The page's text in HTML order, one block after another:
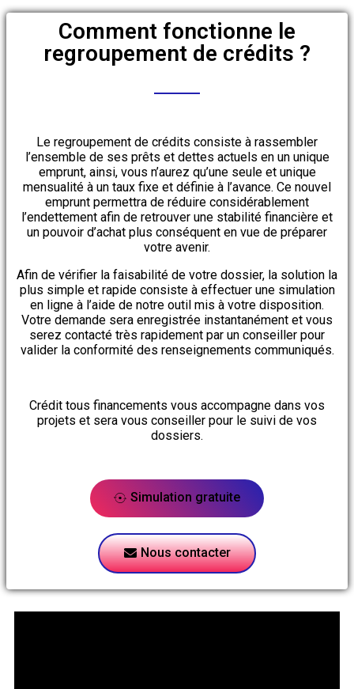
Comment fonctionne le
regroupement de crédits ?
Le regroupement de crédits consiste à rassembler
l’ensemble de ses prêts et dettes actuels en un unique
emprunt, ainsi, vous n’aurez qu’une seule et unique
mensualité à un taux fixe et définie à l’avance. Ce nouvel
emprunt permettra de réduire considérablement
l’endettement afin de retrouver une stabilité financière et
un pouvoir d’achat plus conséquent en vue de préparer
votre avenir.
Afin de vérifier la faisabilité de votre dossier, la solution la
plus simple et rapide consiste à effectuer une simulation
en ligne à l’aide de notre outil mis à votre disposition.
Votre demande sera enregistrée instantanément et vous
serez contacté très rapidement par un conseiller pour
valider la conformité des renseignements communiqués.
Crédit tous financements vous accompagne dans vos
projets et sera vous conseiller pour le suivi de vos
dossiers.
Simulation gratuite
Nous contacter